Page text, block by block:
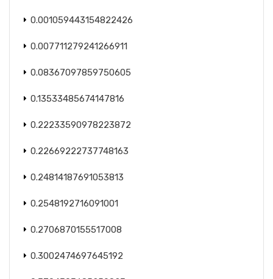
0.001059443154822426
0.007711279241266911
0.08367097859750605
0.13533485674147816
0.22233590978223872
0.22669222737748163
0.24814187691053813
0.2548192716091001
0.2706870155517008
0.3002474697645192